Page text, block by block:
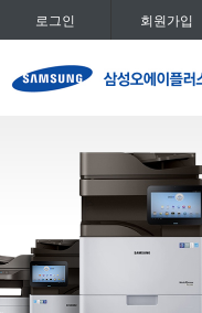
로그인 회원가입